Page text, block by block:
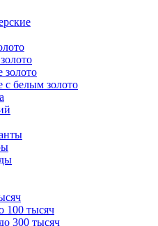
золото
с белым золото
100 тысяч
300 тысяч